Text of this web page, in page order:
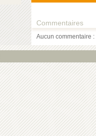
Commentaires
Aucun commentaire